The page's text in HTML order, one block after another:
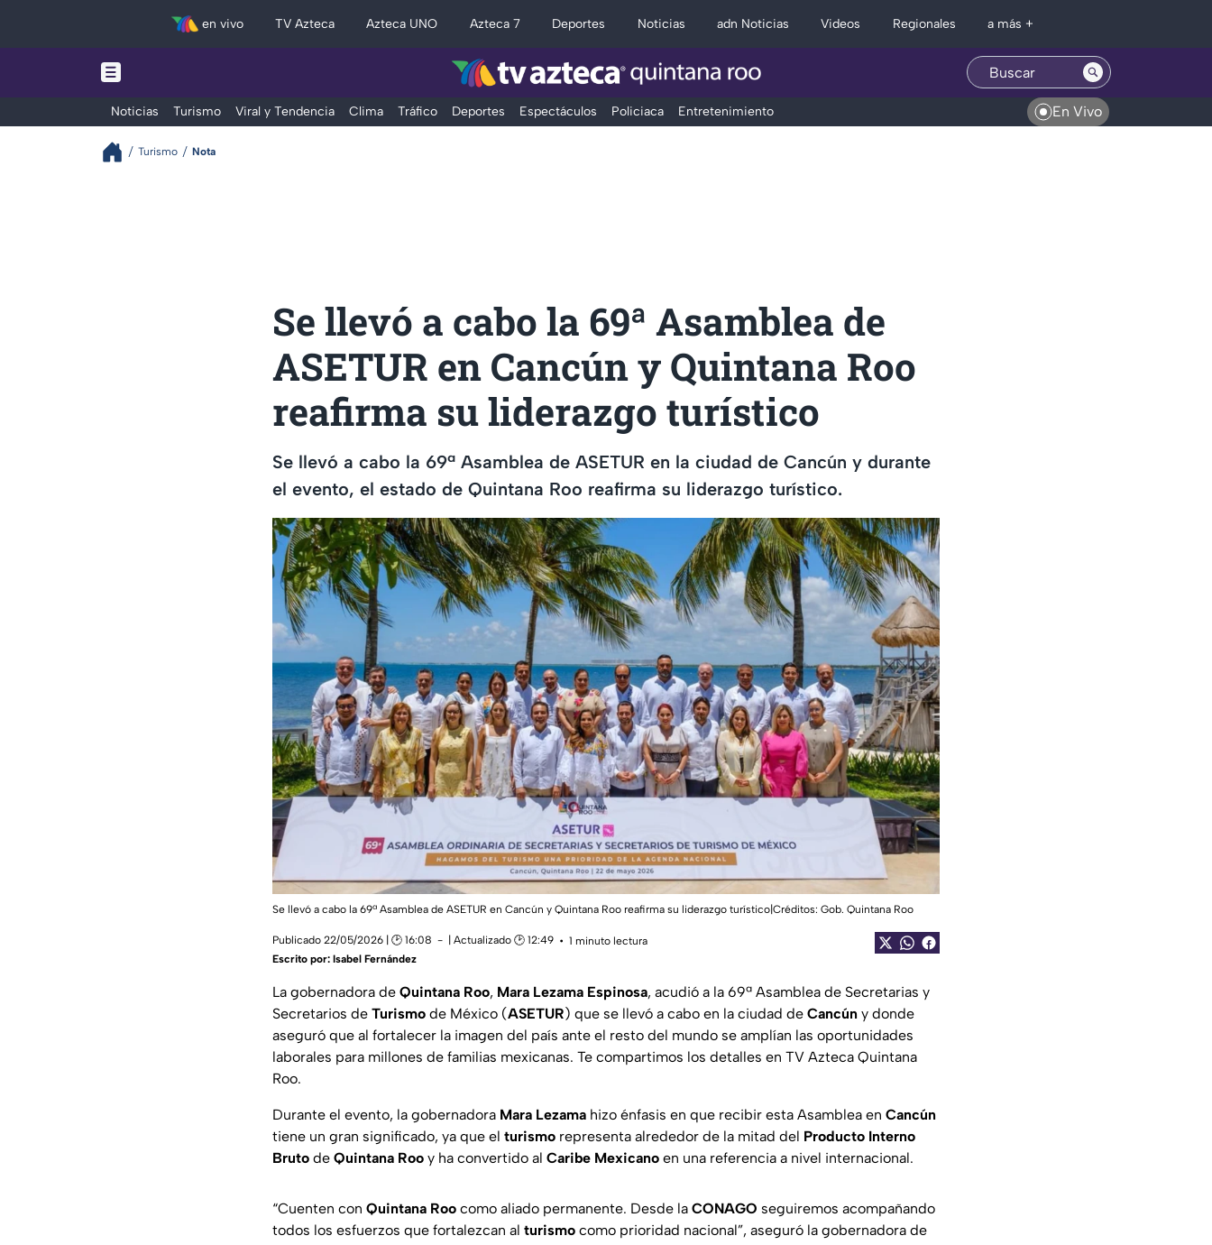
en vivo TV Azteca Azteca UNO Azteca 7 Deportes Noticias adn Noticias Videos Regionales a más +
Noticias Turismo Viral y Tendencia Clima Tráfico Deportes Espectáculos Policiaca Entretenimiento En Vivo
Turismo Nota
Se llevó a cabo la 69ª Asamblea de
ASETUR en Cancún y Quintana Roo
reafirma su liderazgo turístico
Se llevó a cabo la 69ª Asamblea de ASETUR en la ciudad de Cancún y durante
el evento, el estado de Quintana Roo reafirma su liderazgo turístico.
Se llevó a cabo la 69ª Asamblea de ASETUR en Cancún y Quintana Roo reafirma su liderazgo turístico|Créditos: Gob. Quintana Roo
Publicado 22/05/2026 | 🕑 16:08 | Actualizado 🕑 12:49
1 minuto lectura
Escrito por: Isabel Fernández
La gobernadora de Quintana Roo, Mara Lezama Espinosa, acudió a la 69ª Asamblea de Secretarias y
Secretarios de Turismo de México (ASETUR) que se llevó a cabo en la ciudad de Cancún y donde
aseguró que al fortalecer la imagen del país ante el resto del mundo se amplían las oportunidades
laborales para millones de familias mexicanas. Te compartimos los detalles en TV Azteca Quintana
Roo.
Durante el evento, la gobernadora Mara Lezama hizo énfasis en que recibir esta Asamblea en Cancún
tiene un gran significado, ya que el turismo representa alrededor de la mitad del Producto Interno
Bruto de Quintana Roo y ha convertido al Caribe Mexicano en una referencia a nivel internacional.
“Cuenten con Quintana Roo como aliado permanente. Desde la CONAGO seguiremos acompañando
todos los esfuerzos que fortalezcan al turismo como prioridad nacional”, aseguró la gobernadora de